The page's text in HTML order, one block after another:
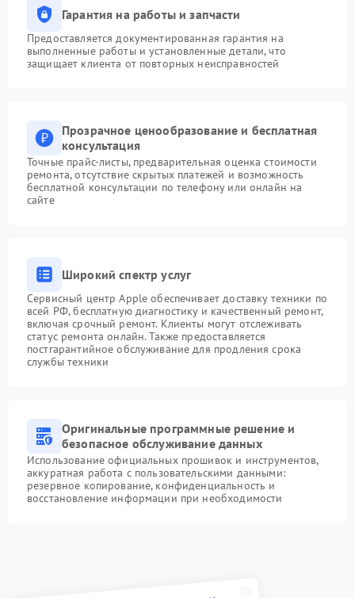
Гарантия на работы и запчасти
Предоставляется документированная гарантия на
выполненные работы и установленные детали, что
защищает клиента от повторных неисправностей
Прозрачное ценообразование и бесплатная
консультация
Точные прайс-листы, предварительная оценка стоимости
ремонта, отсутствие скрытых платежей и возможность
бесплатной консультации по телефону или онлайн на
сайте
Широкий спектр услуг
Сервисный центр Apple обеспечивает доставку техники по
всей РФ, бесплатную диагностику и качественный ремонт,
включая срочный ремонт. Клиенты могут отслеживать
статус ремонта онлайн. Также предоставляется
постгарантийное обслуживание для продления срока
службы техники
Оригинальные программные решение и
безопасное обслуживание данных
Использование официальных прошивок и инструментов,
аккуратная работа с пользовательскими данными:
резервное копирование, конфиденциальность и
восстановление информации при необходимости